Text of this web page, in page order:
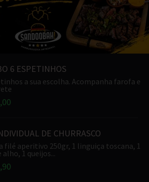
6 ESPETINHOS
a sua escolha. Acompanha farofa e
DE CHURRASCO
filé aperitivo 250gr, 1 linguiça toscana, 1
alho, 1 queijos...